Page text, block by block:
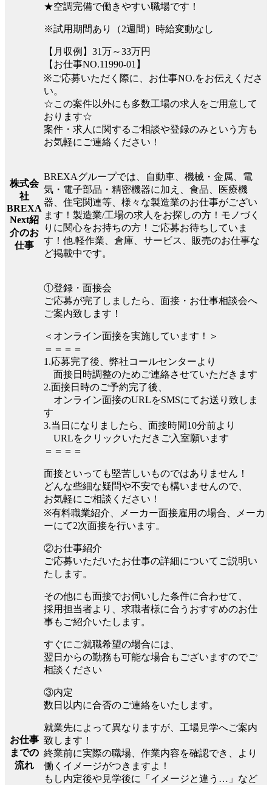
★空調完備で働きやすい職場です！
※試用期間あり（2週間）時給変動なし
【月収例】31万～33万円
【お仕事NO.11990-01】
※ご応募いただく際に、お仕事NO.をお伝えくださ
い。
☆この案件以外にも多数工場の求人をご用意して
おります☆
案件・求人に関するご相談や登録のみという方も
お気軽にご連絡ください！
株式会
社
BREXA
Next紹
介のお
仕事
BREXAグループでは、自動車、機械・金属、電
気・電子部品・精密機器に加え、食品、医療機
器、住宅関連等、様々な製造業のお仕事がござい
ます！製造業/工場の求人をお探しの方！モノづく
りに関心をお持ちの方！ご応募お待ちしていま
す！他.軽作業、倉庫、サービス、販売のお仕事な
ど掲載中です。
お仕事
までの
流れ
①登録・面接会
ご応募が完了しましたら、面接・お仕事相談会へ
ご案内致します！
＜オンライン面接を実施しています！＞
＝＝＝＝
1.応募完了後、弊社コールセンターより
面接日時調整のためご連絡させていただきます
2.面接日時のご予約完了後、
オンライン面接のURLをSMSにてお送り致しま
す
3.当日になりましたら、面接時間10分前より
URLをクリックいただきご入室願います
＝＝＝＝
面接といっても堅苦しいものではありません！
どんな些細な疑問や不安でも構いませんので、
お気軽にご相談ください！
※有料職業紹介、メーカー面接雇用の場合、メーカ
ーにて2次面接を行います。
②お仕事紹介
ご応募いただいたお仕事の詳細についてご説明い
たします。
その他にも面接でお伺いした条件に合わせて、
採用担当者より、求職者様に合うおすすめのお仕
事もご紹介いたします。
すぐにご就職希望の場合には、
翌日からの勤務も可能な場合もございますのでご
相談ください
③内定
数日以内に合否のご連絡をいたします。
就業先によって異なりますが、工場見学へご案内
致します！
終業前に実際の職場、作業内容を確認でき、より
働くイメージがつきますよ！
もし内定後や見学後に「イメージと違う…」など